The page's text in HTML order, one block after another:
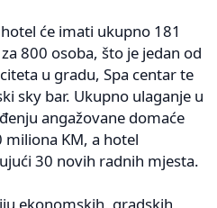
će imati ukupno 181
800 osoba, što je jedan od
u gradu, Spa centar te
sky bar. Ukupno ulaganje u
angažovane domaće
KM, a hotel
30 novih radnih mjesta.